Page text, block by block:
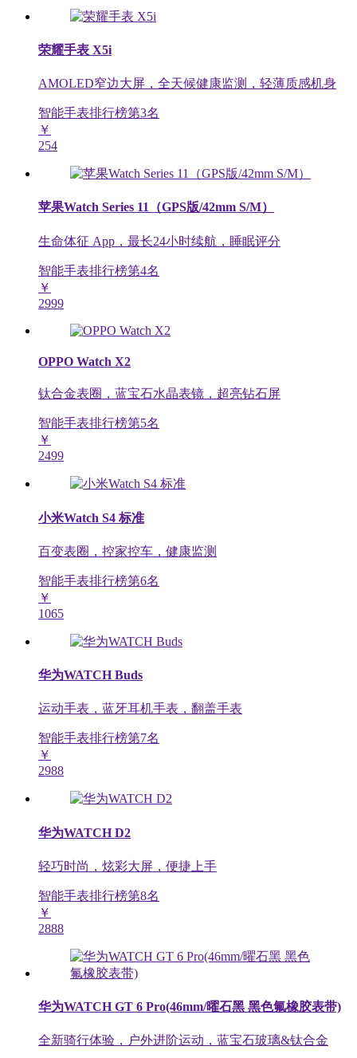
荣耀手表 X5i
AMOLED窄边大屏，全天候健康监测，轻薄质感机身
智能手表排行榜第3名
￥
254
苹果Watch Series 11（GPS版/42mm S/M）
生命体征 App，最长24小时续航，睡眠评分
智能手表排行榜第4名
￥
2999
OPPO Watch X2
钛合金表圈，蓝宝石水晶表镜，超亮钻石屏
智能手表排行榜第5名
￥
2499
小米Watch S4 标准
百变表圈，控家控车，健康监测
智能手表排行榜第6名
￥
1065
华为WATCH Buds
运动手表，蓝牙耳机手表，翻盖手表
智能手表排行榜第7名
￥
2988
华为WATCH D2
轻巧时尚，炫彩大屏，便捷上手
智能手表排行榜第8名
￥
2888
华为WATCH GT 6 Pro(46mm/曜石黑 黑色氟橡胶表带)
全新骑行体验，户外进阶运动，蓝宝石玻璃&钛合金